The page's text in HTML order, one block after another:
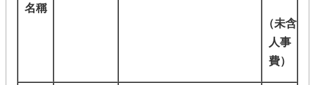
名稱
（未含
人事
費）